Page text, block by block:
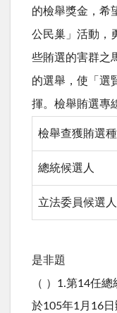
的檢舉獎金，希
公民巢」活動，
些賄選的害群之
的選舉，使「選
揮。檢舉賄選專
檢舉查獲賄選
總統候選人
立法委員候選人
是非題
（ ）1.第14任
於105年1月16日